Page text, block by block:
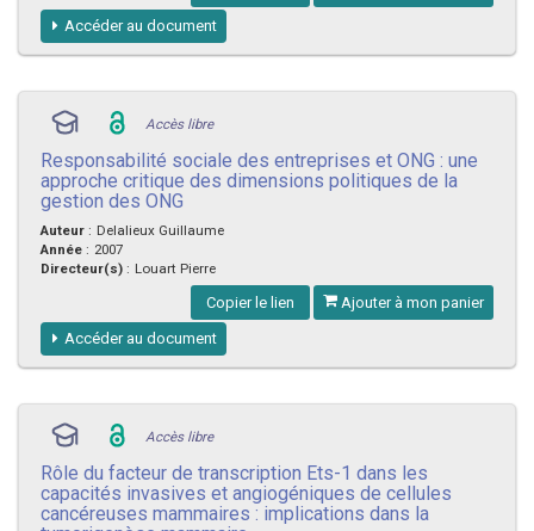
Accéder au document
Accès libre
Responsabilité sociale des entreprises et ONG : une
approche critique des dimensions politiques de la
gestion des ONG
Auteur : Delalieux Guillaume
Année : 2007
Directeur(s) : Louart Pierre
Copier le lien Ajouter à mon panier
Accéder au document
Accès libre
Rôle du facteur de transcription Ets-1 dans les
capacités invasives et angiogéniques de cellules
cancéreuses mammaires : implications dans la